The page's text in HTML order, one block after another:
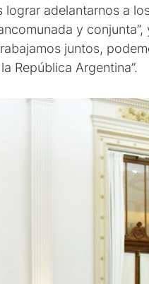
adelantarnos a
y
juntos,
República Argentina”.